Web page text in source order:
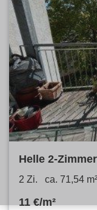
Helle 2-
Werdervorstadt
2 Zi. ca. 71,54 m²
11 €/m²